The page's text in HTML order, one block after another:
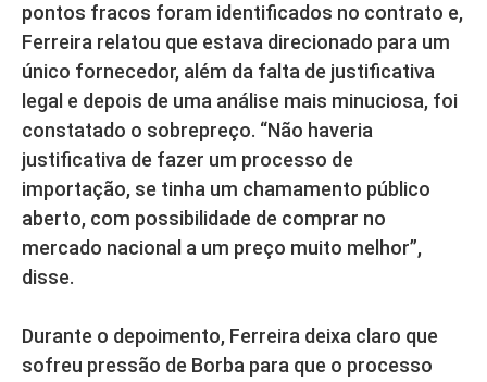
pontos fracos foram identificados no contrato e,
Ferreira relatou que estava direcionado para um
único fornecedor, além da falta de justificativa
legal e depois de uma análise mais minuciosa, foi
constatado o sobrepreço. “Não haveria
justificativa de fazer um processo de
importação, se tinha um chamamento público
aberto, com possibilidade de comprar no
mercado nacional a um preço muito melhor”,
disse.
Durante o depoimento, Ferreira deixa claro que
sofreu pressão de Borba para que o processo